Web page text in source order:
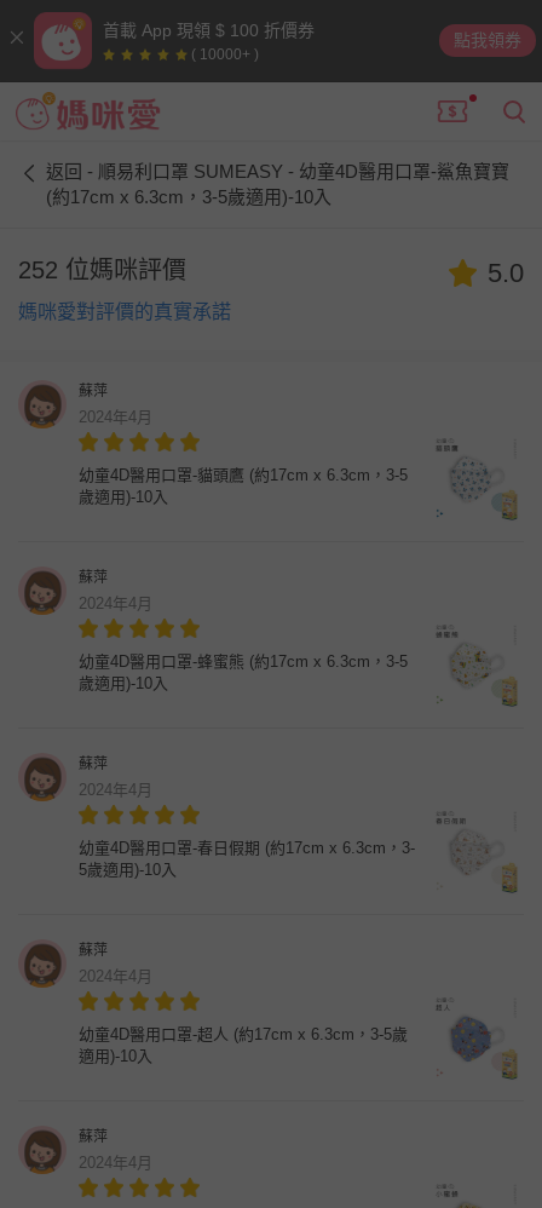
首載 App 現領 $ 100 折價券
( 10000+ )
點我領券
返回 - 順易利口罩 SUMEASY - 幼童4D醫用口罩-鯊魚寶寶
(約17cm x 6.3cm，3-5歲適用)-10入
252 位媽咪評價
媽咪愛對評價的真實承諾
5.0
蘇萍
2024年4月
幼童4D醫用口罩-貓頭鷹 (約17cm x 6.3cm，3-5
歲適用)-10入
蘇萍
2024年4月
幼童4D醫用口罩-蜂蜜熊 (約17cm x 6.3cm，3-5
歲適用)-10入
蘇萍
2024年4月
幼童4D醫用口罩-春日假期 (約17cm x 6.3cm，3-
5歲適用)-10入
蘇萍
2024年4月
幼童4D醫用口罩-超人 (約17cm x 6.3cm，3-5歲
適用)-10入
蘇萍
2024年4月